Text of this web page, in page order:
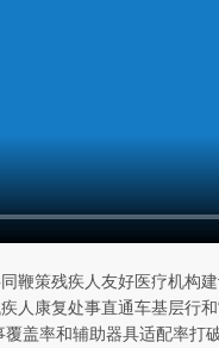
鞭策残疾人友好医疗机构
人康复处事直通车基层行
盖率和辅助器具适配率打